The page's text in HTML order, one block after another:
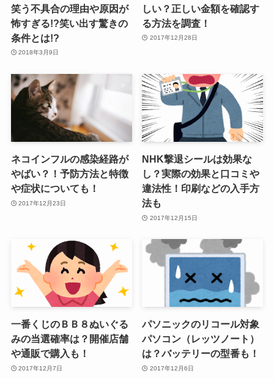
笑う不具合の理由や原因が
怖すぎる!?笑い出す驚きの
条件とは!?
2018年3月9日
しい？正しい金額を確認す
る方法を調査！
2017年12月28日
ネコインフルの感染経路が
やばい？！予防方法と特徴
や症状についても！
2017年12月23日
NHK撃退シールは効果な
し？実際の効果と口コミや
違法性！印刷などの入手方
法も
2017年12月15日
一番くじのＢＢ８ぬいぐる
みの当選確率は？開催店舗
や通販で購入も！
2017年12月7日
パソニックのリコール対象
パソコン（レッツノート）
は？バッテリーの型番も！
2017年12月6日